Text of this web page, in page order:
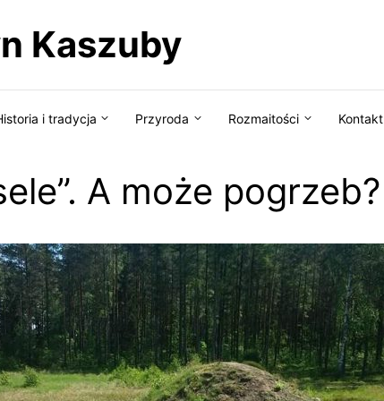
Kaszuby
i tradycja Przyroda Rozmaitości Kontakt
A może pogrzeb?